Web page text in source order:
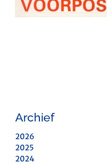
Archief
2026
2025
2024